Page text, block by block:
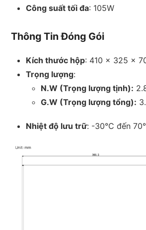
Công suất tối đa: 105W
Thông Tin Đóng Gói
Kích thước hộp: 410 x 325 x
Trọng lượng:
N.W (Trọng lượng tịnh):
G.W (Trọng lượng tổng):
Nhiệt độ lưu trữ: -30°C đến